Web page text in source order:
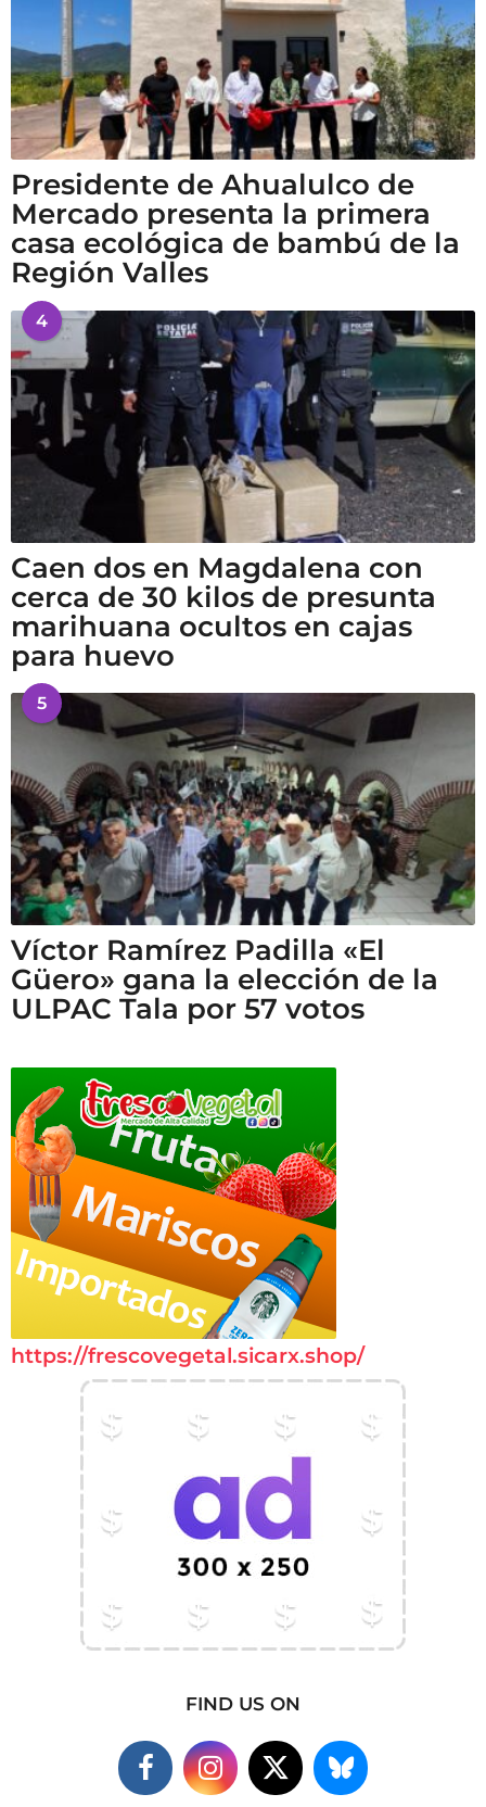
Presidente de Ahualulco de
Mercado presenta la primera
casa ecológica de bambú de la
Región Valles
4
Caen dos en Magdalena con
cerca de 30 kilos de presunta
marihuana ocultos en cajas
para huevo
5
Víctor Ramírez Padilla «El
Güero» gana la elección de la
ULPAC Tala por 57 votos
https://frescovegetal.sicarx.shop/
FIND US ON